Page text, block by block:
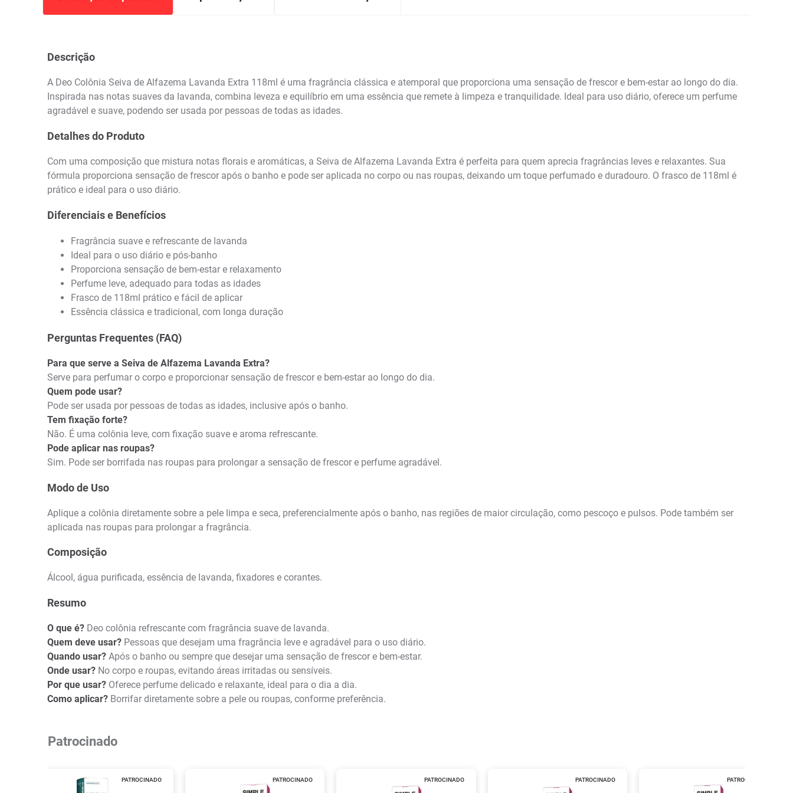
Descrição
A Deo Colônia Seiva de Alfazema Lavanda Extra 118ml é uma fragrância clássica e atemporal que proporciona uma sensação de frescor e bem-estar ao longo do dia.
Inspirada nas notas suaves da lavanda, combina leveza e equilíbrio em uma essência que remete à limpeza e tranquilidade. Ideal para uso diário, oferece um perfume
agradável e suave, podendo ser usada por pessoas de todas as idades.
Detalhes do Produto
Com uma composição que mistura notas florais e aromáticas, a Seiva de Alfazema Lavanda Extra é perfeita para quem aprecia fragrâncias leves e relaxantes. Sua
fórmula proporciona sensação de frescor após o banho e pode ser aplicada no corpo ou nas roupas, deixando um toque perfumado e duradouro. O frasco de 118ml é
prático e ideal para o uso diário.
Diferenciais e Benefícios
Fragrância suave e refrescante de lavanda
Ideal para o uso diário e pós-banho
Proporciona sensação de bem-estar e relaxamento
Perfume leve, adequado para todas as idades
Frasco de 118ml prático e fácil de aplicar
Essência clássica e tradicional, com longa duração
Perguntas Frequentes (FAQ)
Para que serve a Seiva de Alfazema Lavanda Extra?
Serve para perfumar o corpo e proporcionar sensação de frescor e bem-estar ao longo do dia.
Quem pode usar?
Pode ser usada por pessoas de todas as idades, inclusive após o banho.
Tem fixação forte?
Não. É uma colônia leve, com fixação suave e aroma refrescante.
Pode aplicar nas roupas?
Sim. Pode ser borrifada nas roupas para prolongar a sensação de frescor e perfume agradável.
Modo de Uso
Aplique a colônia diretamente sobre a pele limpa e seca, preferencialmente após o banho, nas regiões de maior circulação, como pescoço e pulsos. Pode também ser
aplicada nas roupas para prolongar a fragrância.
Composição
Álcool, água purificada, essência de lavanda, fixadores e corantes.
Resumo
O que é? Deo colônia refrescante com fragrância suave de lavanda.
Quem deve usar? Pessoas que desejam uma fragrância leve e agradável para o uso diário.
Quando usar? Após o banho ou sempre que desejar uma sensação de frescor e bem-estar.
Onde usar? No corpo e roupas, evitando áreas irritadas ou sensíveis.
Por que usar? Oferece perfume delicado e relaxante, ideal para o dia a dia.
Como aplicar? Borrifar diretamente sobre a pele ou roupas, conforme preferência.
Patrocinado
PATROCINADO PATROCINADO PATROCINADO PATROCINADO PATROCINADO